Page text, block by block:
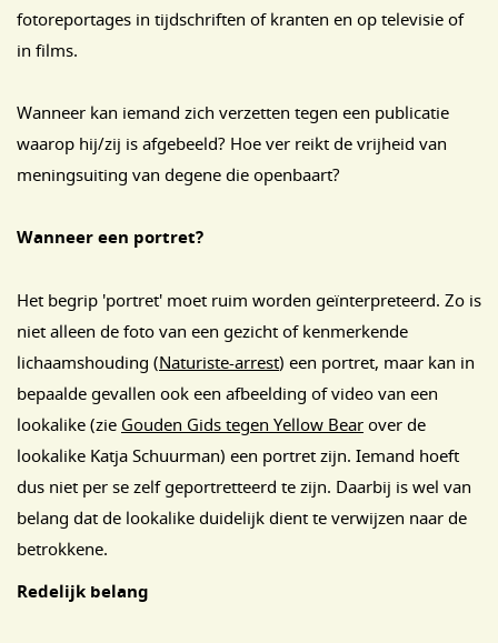
fotoreportages in tijdschriften of kranten en op televisie of
in films.
Wanneer kan iemand zich verzetten tegen een publicatie
waarop hij/zij is afgebeeld? Hoe ver reikt de vrijheid van
meningsuiting van degene die openbaart?
Wanneer een portret?
Het begrip 'portret' moet ruim worden geïnterpreteerd. Zo is
niet alleen de foto van een gezicht of kenmerkende
lichaamshouding (Naturiste-arrest) een portret, maar kan in
bepaalde gevallen ook een afbeelding of video van een
lookalike (zie Gouden Gids tegen Yellow Bear over de
lookalike Katja Schuurman) een portret zijn. Iemand hoeft
dus niet per se zelf geportretteerd te zijn. Daarbij is wel van
belang dat de lookalike duidelijk dient te verwijzen naar de
betrokkene.
Redelijk belang